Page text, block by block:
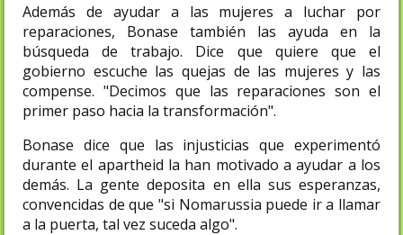
Además de ayudar a las mujeres a luchar por
reparaciones, Bonase también las ayuda en la
búsqueda de trabajo. Dice que quiere que el
gobierno escuche las quejas de las mujeres y las
compense. "Decimos que las reparaciones son el
primer paso hacia la transformación".
Bonase dice que las injusticias que experimentó
durante el apartheid la han motivado a ayudar a los
demás. La gente deposita en ella sus esperanzas,
convencidas de que "si Nomarussia puede ir a llamar
a la puerta, tal vez suceda algo".